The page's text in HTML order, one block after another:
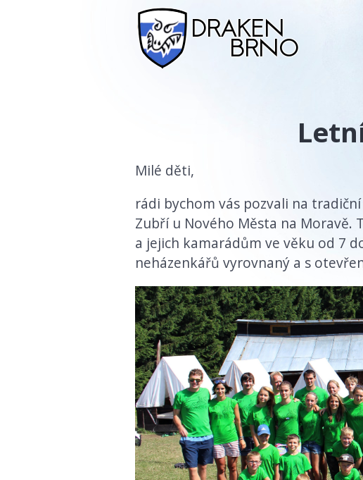
Milé děti,
rádi bychom vás pozvali na
Zubří u Nového Města na
a jejich kamarádům ve věku od 7
neházenkářů vyrovnaný a s